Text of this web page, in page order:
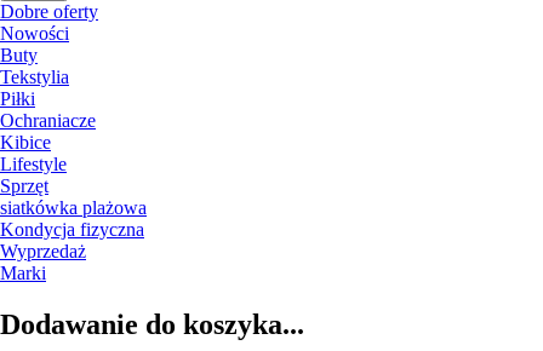
Dobre oferty
Nowości
Buty
Tekstylia
Piłki
Ochraniacze
Kibice
Lifestyle
Sprzęt
siatkówka plażowa
Kondycja fizyczna
Wyprzedaż
Marki
Dodawanie do koszyka...